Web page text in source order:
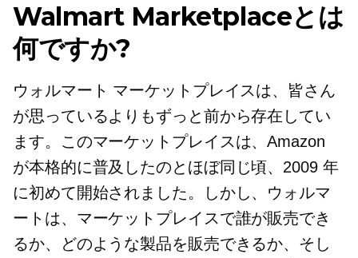
Walmart Marketplaceとは
何ですか?
ウォルマート マーケットプレイスは、皆さん
が思っているよりもずっと前から存在してい
ます。このマーケットプレイスは、Amazon
が本格的に普及したのとほぼ同じ頃、2009 年
に初めて開始されました。しかし、ウォルマ
ートは、マーケットプレイスで誰が販売でき
るか、どのような製品を販売できるか、そし